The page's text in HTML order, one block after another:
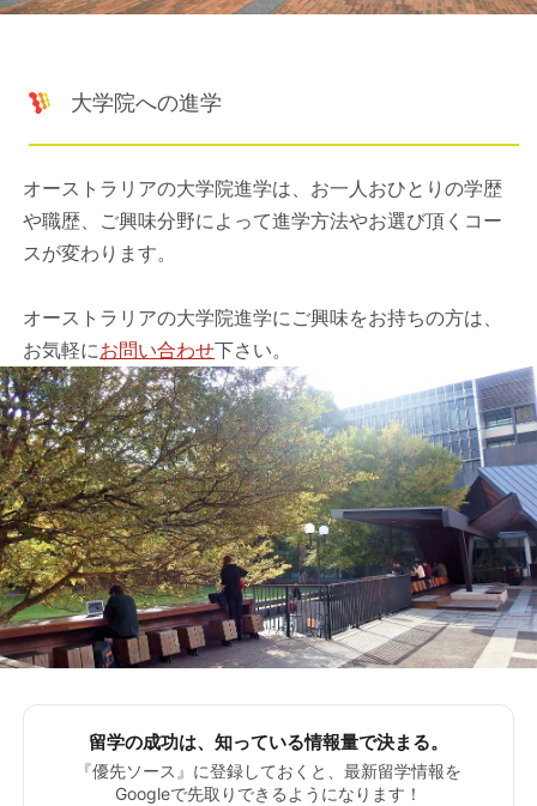
大学院への進学
オーストラリアの大学院進学は、お一人おひとりの学歴
や職歴、ご興味分野によって進学方法やお選び頂くコー
スが変わります。
オーストラリアの大学院進学にご興味をお持ちの方は、
お気軽にお問い合わせ下さい。
留学の成功は、知っている情報量で決まる。
『優先ソース』に登録しておくと、最新留学情報を
Googleで先取りできるようになります！